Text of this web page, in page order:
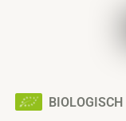
BIOLOGISCH